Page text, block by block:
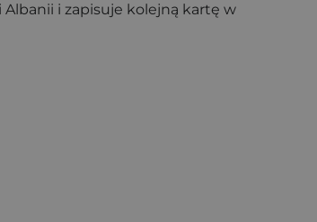
i zapisuje kolejną kartę w